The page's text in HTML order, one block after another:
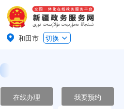
和田市 切换
在线办理 我要预约